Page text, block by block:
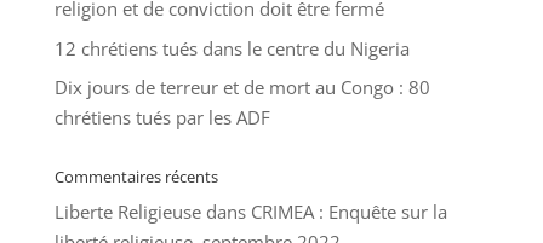
religion et de conviction doit être fermé
12 chrétiens tués dans le centre du Nigeria
Dix jours de terreur et de mort au Congo : 80
chrétiens tués par les ADF
Commentaires récents
Liberte Religieusedans CRIMEA : Enquête sur la